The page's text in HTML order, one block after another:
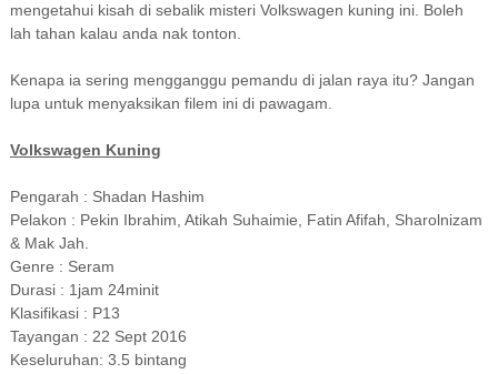
mengetahui kisah di sebalik misteri Volkswagen kuning ini. Boleh
lah tahan kalau anda nak tonton.
Kenapa ia sering mengganggu pemandu di jalan raya itu? Jangan
lupa untuk menyaksikan filem ini di pawagam.
Volkswagen Kuning
Pengarah : Shadan Hashim
Pelakon : Pekin Ibrahim, Atikah Suhaimie, Fatin Afifah, Sharolnizam
& Mak Jah.
Genre : Seram
Durasi : 1jam 24minit
Klasifikasi : P13
Tayangan : 22 Sept 2016
Keseluruhan: 3.5 bintang